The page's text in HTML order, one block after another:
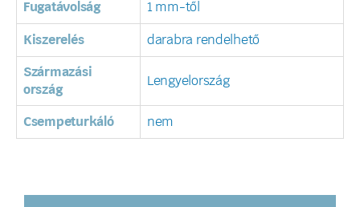
Fugatávolság 1 mm-től
Kiszerelés darabra rendelhető
Származási
ország
Lengyelország
Csempeturkáló nem